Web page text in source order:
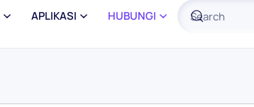
APLIKASI HUBUNGI